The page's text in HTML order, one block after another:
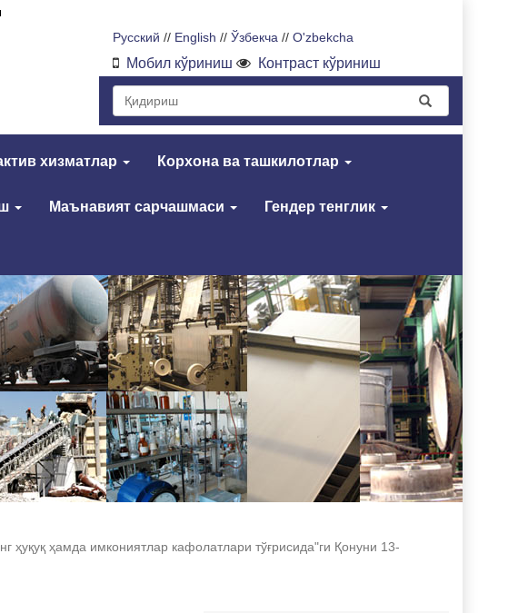
Русский // English // Ўзбекча // O'zbekcha
Мобил кўриниш Контраст кўриниш
хизматлар Корхона ва ташкилотлар
Маънавият сарчашмаси Гендер тенглик
ҳуқуқ ҳамда имкониятлар кафолатлари тўғрисида"ги Қонуни 13-